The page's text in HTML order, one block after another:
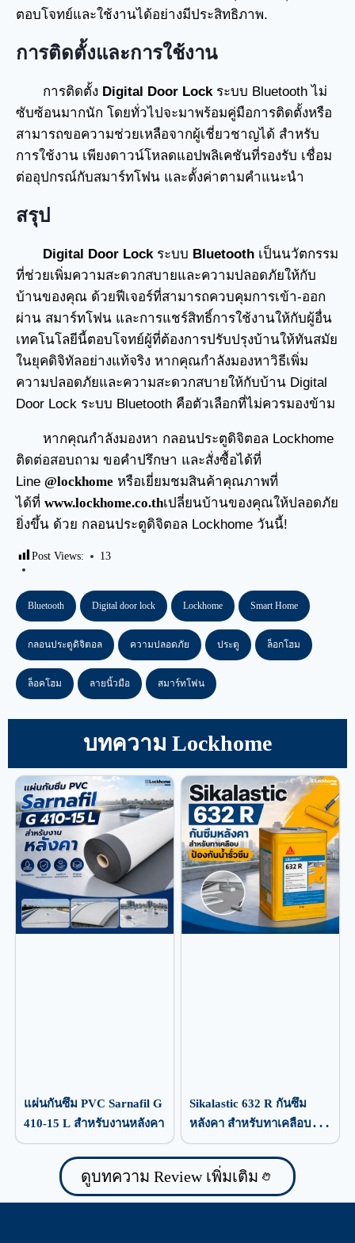
ตอบโจทย์และใช้งานได้อย่างมีประสิทธิภาพ.
การติดตั้งและการใช้งาน
การติดตั้ง Digital Door Lock ระบบ Bluetooth ไม่
ซับซ้อนมากนัก โดยทั่วไปจะมาพร้อมคู่มือการติดตั้งหรือ
สามารถขอความช่วยเหลือจากผู้เชี่ยวชาญได้ สำหรับ
การใช้งาน เพียงดาวน์โหลดแอปพลิเคชันที่รองรับ เชื่อม
ต่ออุปกรณ์กับสมาร์ทโฟน และตั้งค่าตามคำแนะนำ
สรุป
Digital Door Lock ระบบ Bluetooth เป็นนวัตกรรม
ที่ช่วยเพิ่มความสะดวกสบายและความปลอดภัยให้กับ
บ้านของคุณ ด้วยฟีเจอร์ที่สามารถควบคุมการเข้า-ออก
ผ่าน สมาร์ทโฟน และการแชร์สิทธิ์การใช้งานให้กับผู้อื่น
เทคโนโลยีนี้ตอบโจทย์ผู้ที่ต้องการปรับปรุงบ้านให้ทันสมัย
ในยุคดิจิทัลอย่างแท้จริง หากคุณกำลังมองหาวิธีเพิ่ม
ความปลอดภัยและความสะดวกสบายให้กับบ้าน Digital
Door Lock ระบบ Bluetooth คือตัวเลือกที่ไม่ควรมองข้าม
หากคุณกำลังมองหา กลอนประตูดิจิตอล Lockhome
ติดต่อสอบถาม ขอคำปรึกษา และสั่งซื้อได้ที่
Line @lockhome หรือเยี่ยมชมสินค้าคุณภาพที่
ได้ที่ www.lockhome.co.thเปลี่ยนบ้านของคุณให้ปลอดภัย
ยิ่งขึ้น ด้วย กลอนประตูดิจิตอล Lockhome วันนี้!
Post Views: 13
Bluetooth Digital door lock Lockhome Smart Home
กลอนประตูดิจิตอล ความปลอดภัย ประตู ล็อกโฮม
ล็อคโฮม ลายนิ้วมือ สมาร์ทโฟน
บทความ Lockhome
แผ่นกันซึม PVC Sarnafil G
410-15 L สำหรับงานหลังคา
Sikalastic 632 R กันซึม
หลังคา สำหรับทาเคลือบ
ป้องกันน้ำรั่วซึม
ดูบทความ Review เพิ่มเติม